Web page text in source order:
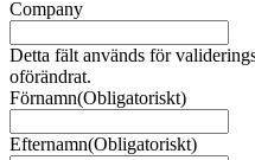
Company
Detta fält används för
oförändrat.
Förnamn(Obligatoriskt)
Efternamn(Obligatoriskt)